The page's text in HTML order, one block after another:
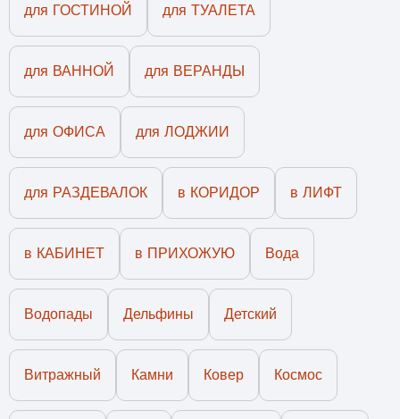
для ГОСТИНОЙ для ТУАЛЕТА
для ВАННОЙ для ВЕРАНДЫ
для ОФИСА для ЛОДЖИИ
для РАЗДЕВАЛОК в КОРИДОР в ЛИФТ
в КАБИНЕТ в ПРИХОЖУЮ Вода
Водопады Дельфины Детский
Витражный Камни Ковер Космос